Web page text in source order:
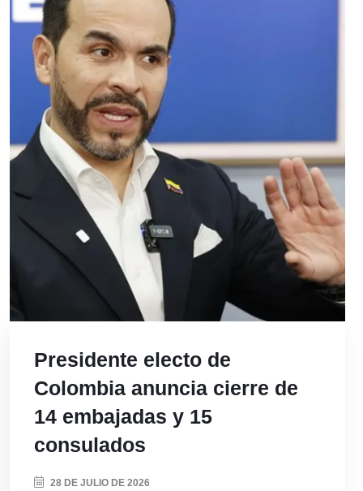
Presidente electo de
Colombia anuncia cierre de
14 embajadas y 15
consulados
28 DE JULIO DE 2026